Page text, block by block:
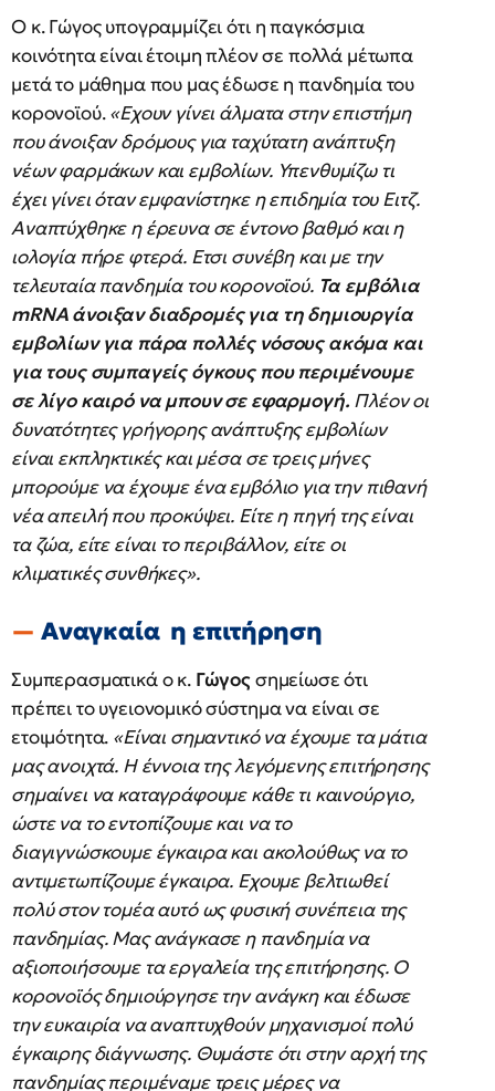
Ο κ. Γώγος υπογραμμίζει ότι η παγκόσμια
κοινότητα είναι έτοιμη πλέον σε πολλά μέτωπα
μετά το μάθημα που μας έδωσε η πανδημία του
κορονοϊού.«Εχουν γίνει άλματα στην επιστήμη
που άνοιξαν δρόμους για ταχύτατη ανάπτυξη
νέων φαρμάκων και εμβολίων. Υπενθυμίζω τι
έχει γίνει όταν εμφανίστηκε η επιδημία του Ειτζ.
Αναπτύχθηκε η έρευνα σε έντονο βαθμό και η
ιολογία πήρε φτερά. Ετσι συνέβη και με την
τελευταία πανδημία του κορονοϊού. Τα εμβόλια
mRNA άνοιξαν διαδρομές για τη δημιουργία
εμβολίων για πάρα πολλές νόσους ακόμα και
για τους συμπαγείς όγκους που περιμένουμε
σε λίγο καιρό να μπουν σε εφαρμογή. Πλέον οι
δυνατότητες γρήγορης ανάπτυξης εμβολίων
είναι εκπληκτικές και μέσα σε τρεις μήνες
μπορούμε να έχουμε ένα εμβόλιο για την πιθανή
νέα απειλή που προκύψει. Είτε η πηγή της είναι
τα ζώα, είτε είναι το περιβάλλον, είτε οι
κλιματικές συνθήκες».
Αναγκαία η επιτήρηση
Συμπερασματικά ο κ. Γώγοςσημείωσε ότι
πρέπει το υγειονομικό σύστημα να είναι σε
ετοιμότητα. «Είναι σημαντικό να έχουμε τα μάτια
μας ανοιχτά. Η έννοια της λεγόμενης επιτήρησης
σημαίνει να καταγράφουμε κάθε τι καινούργιο,
ώστε να το εντοπίζουμε και να το
διαγιγνώσκουμε έγκαιρα και ακολούθως να το
αντιμετωπίζουμε έγκαιρα. Εχουμε βελτιωθεί
πολύ στον τομέα αυτό ως φυσική συνέπεια της
πανδημίας. Μας ανάγκασε η πανδημία να
αξιοποιήσουμε τα εργαλεία της επιτήρησης. Ο
κορονοϊός δημιούργησε την ανάγκη και έδωσε
την ευκαιρία να αναπτυχθούν μηχανισμοί πολύ
έγκαιρης διάγνωσης. Θυμάστε ότι στην αρχή της
πανδημίας περιμέναμε τρεις μέρες να